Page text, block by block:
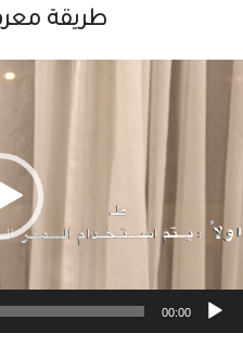
طريقة
00:00